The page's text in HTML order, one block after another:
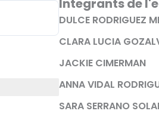
Integrants de
DULCE RODRIGUEZ
CLARA LUCIA
JACKIE CIMERMAN
ANNA VIDAL
SARA SERRANO